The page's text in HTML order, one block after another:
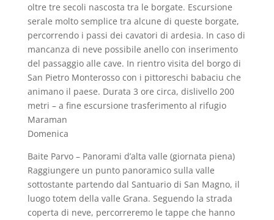
oltre tre secoli nascosta tra le borgate. Escursione
serale molto semplice tra alcune di queste borgate,
percorrendo i passi dei cavatori di ardesia. In caso di
mancanza di neve possibile anello con inserimento
del passaggio alle cave. In rientro visita del borgo di
San Pietro Monterosso con i pittoreschi babaciu che
animano il paese. Durata 3 ore circa, dislivello 200
metri – a fine escursione trasferimento al rifugio
Maraman
Domenica
Baite Parvo – Panorami d’alta valle (giornata piena)
Raggiungere un punto panoramico sulla valle
sottostante partendo dal Santuario di San Magno, il
luogo totem della valle Grana. Seguendo la strada
coperta di neve, percorreremo le tappe che hanno